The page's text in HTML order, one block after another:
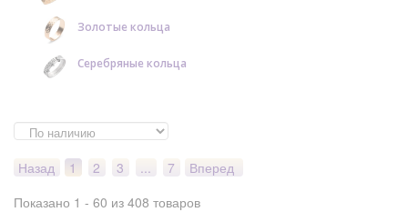
Золотые кольца
Серебряные кольца
Назад 1 2 3 ... 7
Вперед
Показано 1 - 60 из 408 товаров